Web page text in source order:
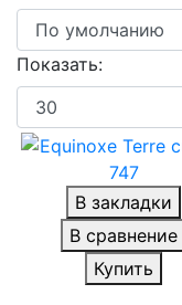
Показать:
В закладки
В сравнение
Купить